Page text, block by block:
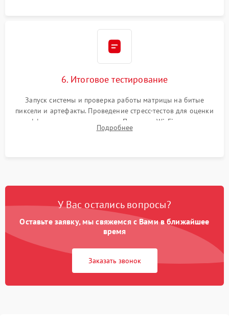
6. Итоговое тестирование
Запуск системы и проверка работы матрицы на битые
пиксели и артефакты. Проведение стресс-тестов для оценки
эффективности охлаждения. Проверка Wi-Fi, камеры,
микрофона и всех портов перед выдачей устройства.
Подробнее
У Вас остались вопросы?
Оставьте заявку, мы свяжемся с Вами в ближайшее
время
Заказать звонок